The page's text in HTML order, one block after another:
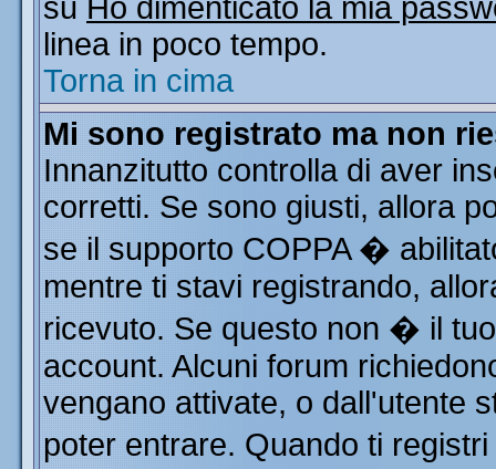
su Ho dimenticato la mia
linea in poco tempo.
Torna in cima
Mi sono registrato ma non
Innanzitutto controlla di aver
corretti. Se sono giusti, allora
se il supporto COPPA �
mentre ti stavi registrando,
ricevuto. Se questo non � il
account. Alcuni forum
vengano attivate, o dall'utente
poter entrare. Quando ti